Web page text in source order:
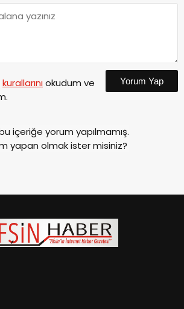
kurallarınıokudum ve
Yorum Yap
içeriğe yorum yapılmamış.
yapan olmak ister misiniz?